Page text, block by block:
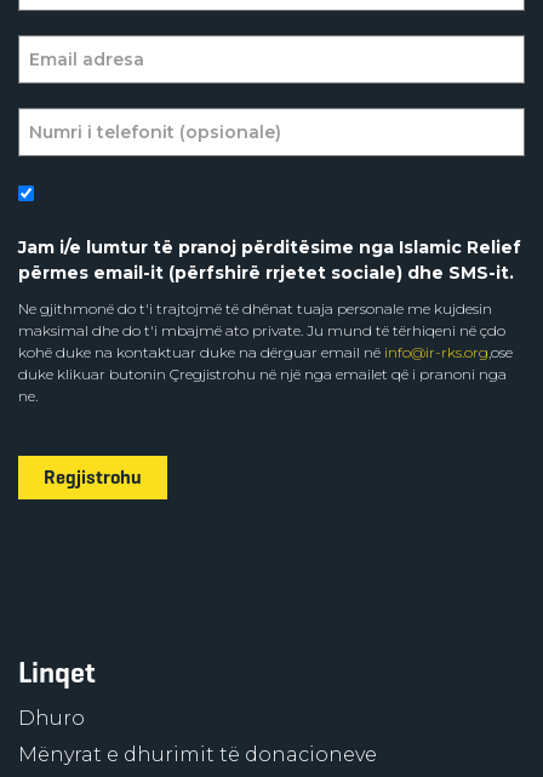
Jam i/e lumtur të pranoj përditësime nga Islamic Relief
përmes email-it (përfshirë rrjetet sociale) dhe SMS-it.
Ne gjithmonë do t'i trajtojmë të dhënat tuaja personale me kujdesin
maksimal dhe do t'i mbajmë ato private. Ju mund të tërhiqeni në çdo
kohë duke na kontaktuar duke na dërguar email në info@ir-rks.org,ose
duke klikuar butonin Çregjistrohu në një nga emailet që i pranoni nga
ne.
Regjistrohu
Linqet
Dhuro
Mënyrat e dhurimit të donacioneve